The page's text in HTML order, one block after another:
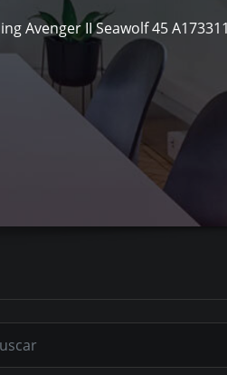
Avenger II Seawolf 45